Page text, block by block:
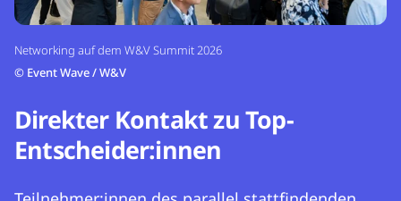
Networking auf dem W&V Summit 2026
© Event Wave / W&V
Direkter Kontakt zu Top-
Entscheider:innen